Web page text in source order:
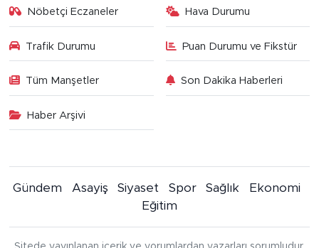
Nöbetçi Eczaneler Hava Durumu
Trafik Durumu Puan Durumu ve Fikstür
Tüm Manşetler Son Dakika Haberleri
Haber Arşivi
Gündem Asayiş Siyaset Spor Sağlık
Ekonomi
Eğitim